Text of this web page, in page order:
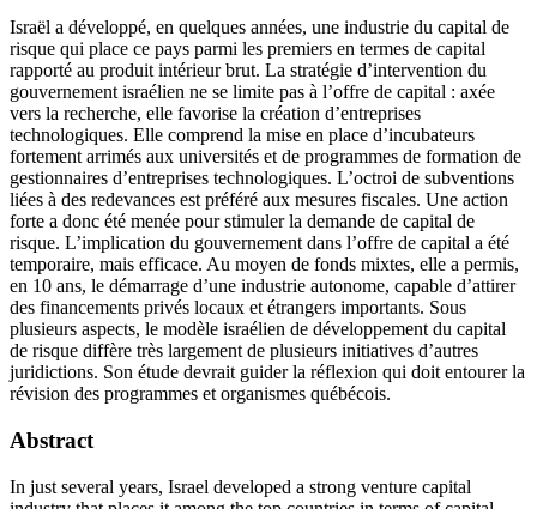
Israël a développé, en quelques années, une industrie du capital de
risque qui place ce pays parmi les premiers en termes de capital
rapporté au produit intérieur brut. La stratégie d’intervention du
gouvernement israélien ne se limite pas à l’offre de capital : axée
vers la recherche, elle favorise la création d’entreprises
technologiques. Elle comprend la mise en place d’incubateurs
fortement arrimés aux universités et de programmes de formation de
gestionnaires d’entreprises technologiques. L’octroi de subventions
liées à des redevances est préféré aux mesures fiscales. Une action
forte a donc été menée pour stimuler la demande de capital de
risque. L’implication du gouvernement dans l’offre de capital a été
temporaire, mais efficace. Au moyen de fonds mixtes, elle a permis,
en 10 ans, le démarrage d’une industrie autonome, capable d’attirer
des financements privés locaux et étrangers importants. Sous
plusieurs aspects, le modèle israélien de développement du capital
de risque diffère très largement de plusieurs initiatives d’autres
juridictions. Son étude devrait guider la réflexion qui doit entourer la
révision des programmes et organismes québécois.
Abstract
In just several years, Israel developed a strong venture capital